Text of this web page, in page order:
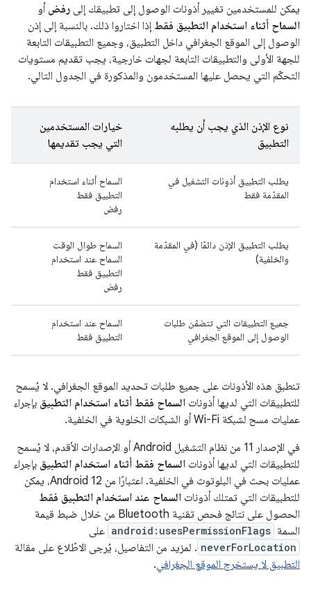
يمكن للمستخدمين تغيير أذونات الوصول إلى تطبيقك إلى رفض أو
السماح أثناء استخدام التطبيق فقط إذا اختاروا ذلك. بالنسبة إلى إذن
الوصول إلى الموقع الجغرافي داخل التطبيق، وجميع التطبيقات التابعة
للجهة الأولى والتطبيقات التابعة لجهات خارجية، يجب تقديم مستويات
التحكّم التي يحصل عليها المستخدمون والمذكورة في الجدول التالي.
نوع الإذن الذي يجب أن يطلبه
التطبيق
خيارات المستخدمين
التي يجب تقديمها
يطلب التطبيق أذونات التشغيل في
المقدّمة فقط
السماح أثناء استخدام
التطبيق فقط
رفض
يطلب التطبيق الإذن دائمًا (في المقدّمة
والخلفية)
السماح طوال الوقت
السماح عند استخدام
التطبيق فقط
رفض
جميع التطبيقات التي تتضمّن طلبات
الوصول إلى الموقع الجغرافي
السماح عند استخدام
التطبيق فقط
تنطبق هذه الأذونات على جميع طلبات تحديد الموقع الجغرافي. لا يُسمح
للتطبيقات التي لديها أذونات السماح فقط أثناء استخدام التطبيق بإجراء
عمليات مسح لشبكة Wi-Fi أو الشبكات الخلوية في الخلفية.
في الإصدار 11 من نظام التشغيل Android أو الإصدارات الأقدم، لا يُسمح
للتطبيقات التي لديها أذونات السماح فقط أثناء استخدام التطبيق بإجراء
عمليات بحث في البلوتوث في الخلفية. اعتبارًا من Android 12، يمكن
للتطبيقات التي تمتلك أذونات السماح عند استخدام التطبيق فقط
الحصول على نتائج فحص تقنية Bluetooth من خلال ضبط قيمة
السمة android:usesPermissionFlags على
neverForLocation . لمزيد من التفاصيل، يُرجى الاطّلاع على مقالة
التطبيق لا يستخرج الموقع الجغرافي.